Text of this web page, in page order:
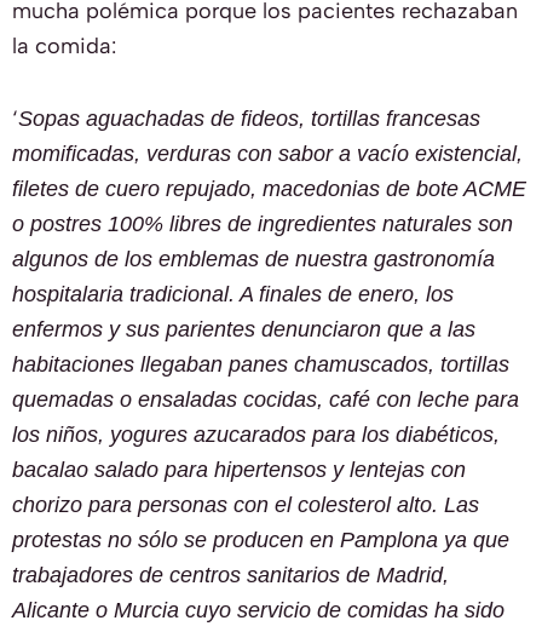
mucha polémica porque los pacientes rechazaban
la comida:
‘Sopas aguachadas de fideos, tortillas francesas
momificadas, verduras con sabor a vacío existencial,
filetes de cuero repujado, macedonias de bote ACME
o postres 100% libres de ingredientes naturales son
algunos de los emblemas de nuestra gastronomía
hospitalaria tradicional. A finales de enero, los
enfermos y sus parientes denunciaron que a las
habitaciones llegaban panes chamuscados, tortillas
quemadas o ensaladas cocidas, café con leche para
los niños, yogures azucarados para los diabéticos,
bacalao salado para hipertensos y lentejas con
chorizo para personas con el colesterol alto. Las
protestas no sólo se producen en Pamplona ya que
trabajadores de centros sanitarios de Madrid,
Alicante o Murcia cuyo servicio de comidas ha sido